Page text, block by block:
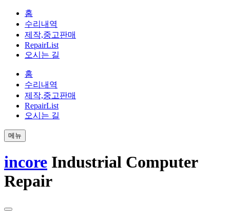
홈
수리내역
제작,중고판매
RepairList
오시는 길
홈
수리내역
제작,중고판매
RepairList
오시는 길
메뉴
incore Industrial Computer
Repair